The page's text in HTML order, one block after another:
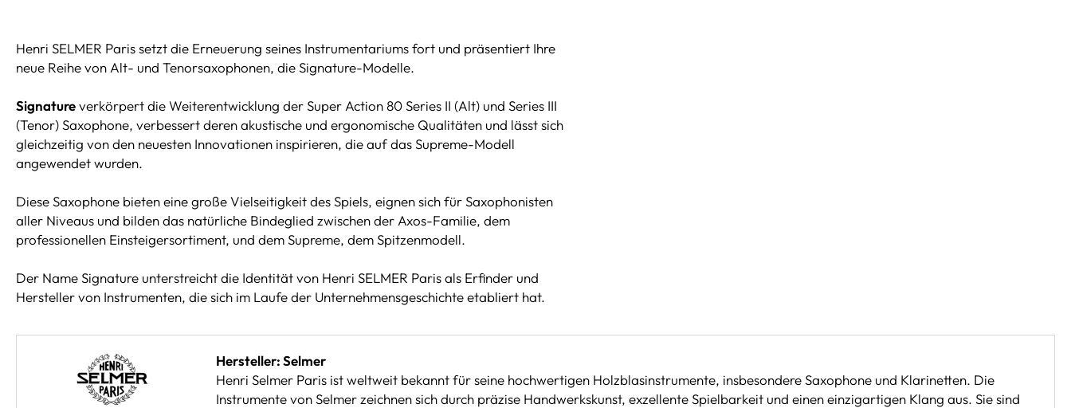
Henri SELMER Paris setzt die Erneuerung seines Instrumentariums fort und präsentiert Ihre
neue Reihe von Alt- und Tenorsaxophonen, die Signature-Modelle.
Signatureverkörpert die Weiterentwicklung der Super Action 80 Series II (Alt) und Series III
(Tenor) Saxophone, verbessert deren akustische und ergonomische Qualitäten und lässt sich
gleichzeitig von den neuesten Innovationen inspirieren, die auf das Supreme-Modell
angewendet wurden.
Diese Saxophone bieten eine große Vielseitigkeit des Spiels, eignen sich für Saxophonisten
aller Niveaus und bilden das natürliche Bindeglied zwischen der Axos-Familie, dem
professionellen Einsteigersortiment, und dem Supreme, dem Spitzenmodell.
Der Name Signature unterstreicht die Identität von Henri SELMER Paris als Erfinder und
Hersteller von Instrumenten, die sich im Laufe der Unternehmensgeschichte etabliert hat.
Hersteller: Selmer
Henri Selmer Paris ist weltweit bekannt für seine hochwertigen Holzblasinstrumente, insbesondere Saxophone und Klarinetten. Die
Instrumente von Selmer zeichnen sich durch präzise Handwerkskunst, exzellente Spielbarkeit und einen einzigartigen Klang aus. Sie sind